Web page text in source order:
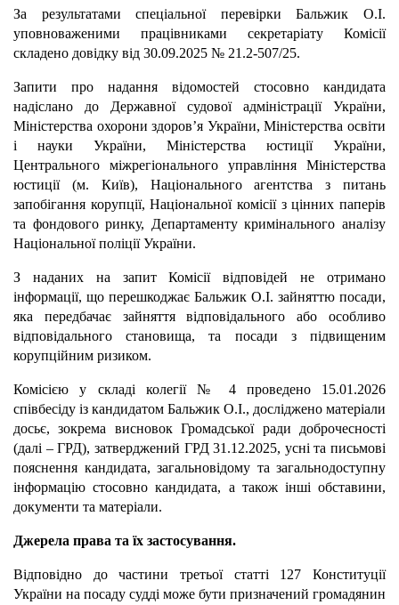
За результатами спеціальної перевірки Бальжик О.І.
уповноваженими працівниками секретаріату Комісії
складено довідку від 30.09.2025 № 21.2-507/25.
Запити про надання відомостей стосовно кандидата
надіслано до Державної судової адміністрації України,
Міністерства охорони здоров’я України, Міністерства освіти
і науки України, Міністерства юстиції України,
Центрального міжрегіонального управління Міністерства
юстиції (м. Київ), Національного агентства з питань
запобігання корупції, Національної комісії з цінних паперів
та фондового ринку, Департаменту кримінального аналізу
Національної поліції України.
З наданих на запит Комісії відповідей не отримано
інформації, що перешкоджає Бальжик О.І. зайняттю посади,
яка передбачає зайняття відповідального або особливо
відповідального становища, та посади з підвищеним
корупційним ризиком.
Комісією у складі колегії № 4 проведено 15.01.2026
співбесіду із кандидатом Бальжик О.І., досліджено матеріали
досьє, зокрема висновок Громадської ради доброчесності
(далі – ГРД), затверджений ГРД 31.12.2025, усні та письмові
пояснення кандидата, загальновідому та загальнодоступну
інформацію стосовно кандидата, а також інші обставини,
документи та матеріали.
Джерела права та їх застосування.
Відповідно до частини третьої статті 127 Конституції
України на посаду судді може бути призначений громадянин